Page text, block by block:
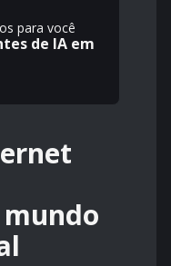
para você
de IA em